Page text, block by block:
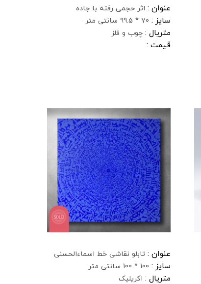
عنوان : اثر حجمی رفته با جاده
سایز : 70 * 99.5 سانتی متر
متریال : چوب و فلز
قیمت :
عنوان : تابلو نقاشی خط اسماءالحسنی
سایز : 100 * 100 سانتی متر
متریال : اکریلیک